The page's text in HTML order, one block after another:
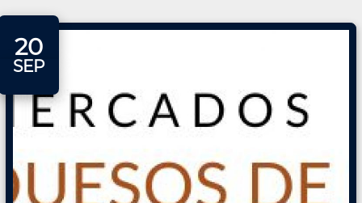
20
SEP